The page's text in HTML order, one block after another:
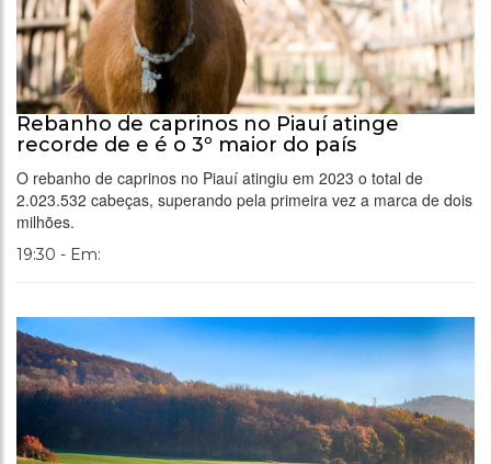
Rebanho de caprinos no Piauí atinge
recorde de e é o 3º maior do país
O rebanho de caprinos no Piauí atingiu em 2023 o total de
2.023.532 cabeças, superando pela primeira vez a marca de dois
milhões.
19:30 - Em: